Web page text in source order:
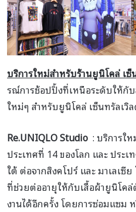
บริการใหม่สำหรับร้านยูนิโคล่ เซ็
รณ์การช้อปปิ้งที่เหนือระดับให้กั
ใหม่ๆ สำหรับยูนิโคล่ เซ็นทรัลเวิ
Re.UNIQLO Studio : บริการใ
ประเทศที่ 14 ของโลก และ ประ
ใต้ ต่อจากสิงคโปร์ และ มาเลเซี
ที่ช่วยต่ออายุให้กับเสื้อผ้ายูนิโค
งานได้อีกครั้ง โดยการซ่อมแซม